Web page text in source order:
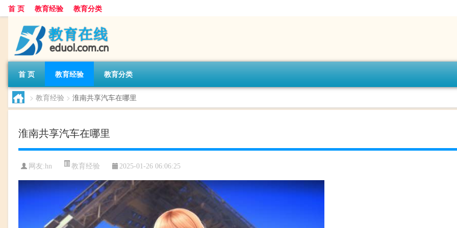
首 页 教育经验 教育分类
首 页 教育经验 教育分类
> 教育经验 > 淮南共享汽车在哪里
淮南共享汽车在哪里
网友:hn 教育经验 2025-01-26 06:06:25